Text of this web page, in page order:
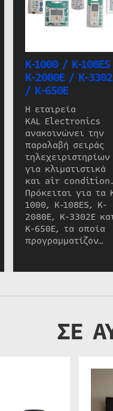
K-1000 / K-
K-2080E / K-
/ K-650E
Η εταιρεία
KAL Electronics
ανακοινώνει την
παραλαβή σειράς
τηλεχειριστηρίων
για κλιματιστικά
και air condition.
Πρόκειται για τα
1000, K-108ES, K-
2080E, K-3302E
K-650E, τα οποία
προγραμματίζον…
ΣΕ